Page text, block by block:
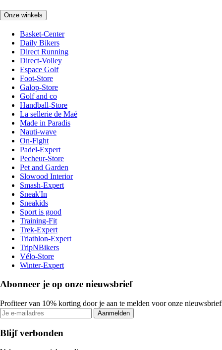
Onze winkels
Basket-Center
Daily Bikers
Direct Running
Direct-Volley
Espace Golf
Foot-Store
Galop-Store
Golf and co
Handball-Store
La sellerie de Maé
Made in Paradis
Nauti-wave
On-Fight
Padel-Expert
Pecheur-Store
Pet and Garden
Slowood Interior
Smash-Expert
Sneak'In
Sneakids
Sport is good
Training-Fit
Trek-Expert
Triathlon-Expert
TripNBikers
Vélo-Store
Winter-Expert
Abonneer je op onze nieuwsbrief
Profiteer van 10% korting door je aan te melden voor onze nieuwsbrief
Aanmelden
Blijf verbonden